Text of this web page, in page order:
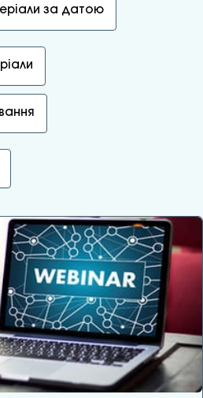
за датою